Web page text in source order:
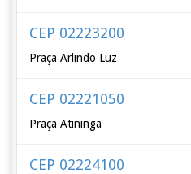
CEP 02223200
Praça Arlindo Luz
CEP 02221050
Praça Atininga
CEP 02224100